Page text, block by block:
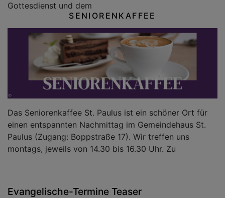
Gottesdienst und dem
SENIORENKAFFEE
Das Seniorenkaffee St. Paulus ist ein schöner Ort für
einen entspannten Nachmittag im Gemeindehaus St.
Paulus (Zugang: Boppstraße 17). Wir treffen uns
montags, jeweils von 14.30 bis 16.30 Uhr. Zu
Evangelische-Termine Teaser